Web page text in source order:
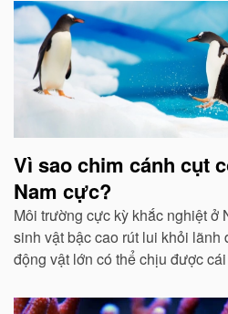
Vì sao chim cánh cụt
Nam cực?
Môi trường cực kỳ khắc nghiệt ở
sinh vật bậc cao rút lui khỏi lãnh
động vật lớn có thể chịu được
cực như gấu trắng, voi biển.
Nam...